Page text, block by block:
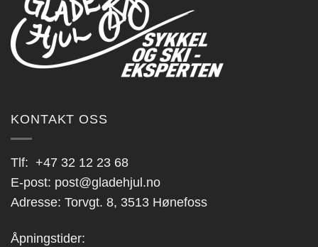
KONTAKT OSS
Tlf: +47 32 12 23 68
E-post: post@gladehjul.no
Adresse: Torvgt. 8, 3513 Hønefoss
Åpningstider: